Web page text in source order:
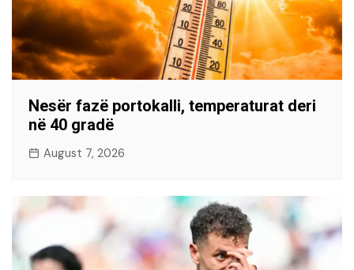
Nesër fazë portokalli, temperaturat deri
në 40 gradë
August 7, 2026